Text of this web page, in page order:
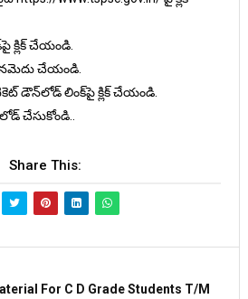
క్లిక్ చేయండి.
నమెదు చేయండి.
డౌన్‌లోడ్ లింక్‌పై క్లిక్ చేయండి.
చేసుకోండి..
Share This:
For C D Grade Students T/M